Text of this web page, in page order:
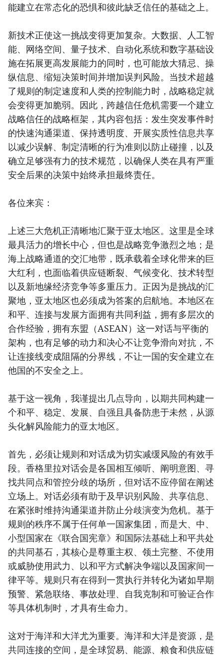
能建立在常态化的恐惧和彼此缺乏信任的基础之上。
新技术正使这一挑战变得更加复杂。大数据、人工智
能、网络空间、量子技术、自动化系统和数字基础设
施在拓展更高发展能力的同时，也可能放大猜忌、操
纵信息、缩短决策时间并增加误判风险。当技术超越
了规则的制定速度和人类的控制能力时，战略稳定就
会变得更加脆弱。因此，跨越信任危机需要一个建立
战略信任的战略框架，其内容包括：发生突发事件时
的快速沟通渠道、保持透明度、开展实质性信息共享
以减少误解、制定清晰的行为准则以防止碰撞，以及
确立足够强有力的技术规范，以确保人类在具有严重
安全后果的决策中始终承担最终责任。
各位来宾：
上述三大危机正清晰地汇聚于亚太地区。这里是全球
最具活力的增长中心，但也是战略竞争激烈之地；是
海上战略通道的交汇地带，既承载着全球化带来的巨
大红利，也面临着供应链断裂、气候变化、技术转型
以及新地缘经济竞争等多重压力。正因为是挑战的汇
聚地，亚太地区也必须成为答案的启航地。本地区在
和平、连接与发展方面拥有共同利益，拥有多层次的
合作经验，拥有东盟（ASEAN）这一对话与平衡的
架构，也有足够的动力和决心不让竞争滑向对抗，不
让连接线变成阻隔的分界线，不让一国的安全建立在
他国的不安全之上。
基于这一视角，我谨提出几点导向，以期共同构建一
个和平、稳定、发展、自强且具备防患于未然，从源
头化解风险能力的亚太地区。
首先，必须让规则和对话成为切实减缓风险的有效手
段。香格里拉对话会是各国相互倾听、阐明意图、寻
找共同点和管控分歧的场所，但对话不应停留在阐述
立场上。对话必须有助于及早识别风险、共享信息、
在紧张时维持沟通渠道并防止分歧演变为危机。基于
规则的秩序不属于任何单一国家集团，而是大、中、
小型国家在《联合国宪章》和国际法基础上和平共处
的共同基石，其核心是尊重主权、领土完整、不使用
或威胁使用武力、以和平方式解决争端以及国家间一
律平等。规则只有在得到一贯执行并转化为诸如早期
预警、紧急联络、事故处理、自我克制和可验证合作
等具体机制时，才具有生命力。
这对于海洋和大洋尤为重要。海洋和大洋是资源，是
共同连接的空间，是全球贸易、能源、粮食和供应链